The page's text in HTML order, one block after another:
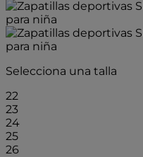
Selecciona una talla
22
23
24
25
26